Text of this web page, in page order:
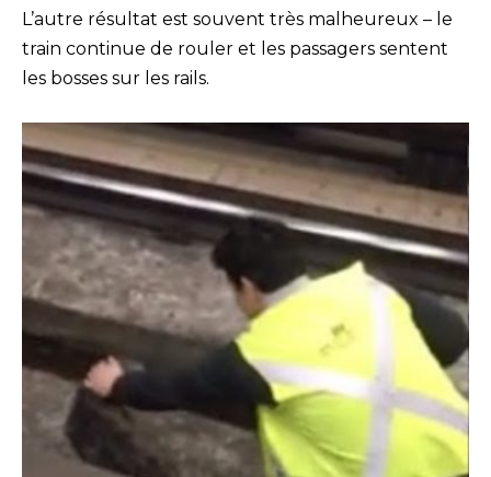
L’autre résultat est souvent très malheureux – le
train continue de rouler et les passagers sentent
les bosses sur les rails.